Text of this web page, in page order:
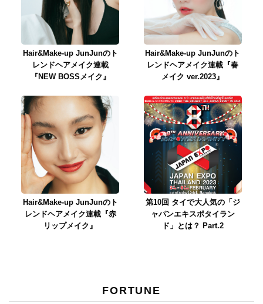
Hair&Make-up JunJunのト
レンドヘアメイク連載
『NEW BOSSメイク』
Hair&Make-up JunJunのト
レンドヘアメイク連載『春
メイク ver.2023』
Hair&Make-up JunJunのト
レンドヘアメイク連載『赤
リップメイク』
第10回 タイで大人気の「ジ
ャパンエキスポタイラン
ド」とは？ Part.2
FORTUNE